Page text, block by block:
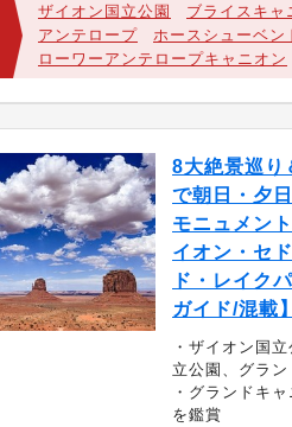
ザイオン国立公園 ブライスキャ
アンテロープ
ホースシューベン
ローワーアンテロープキャニオン
8大絶景巡り
で朝日・夕
モニュメン
イオン・セ
ド・レイク
ガイド/混載】
・ザイオン国
立公園、グラ
・グランドキ
を鑑賞